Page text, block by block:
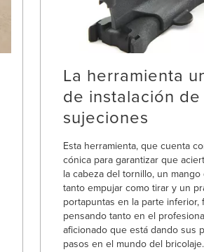
La herramienta
de instalación de
sujeciones
Esta herramienta, que cuenta
cónica para garantizar que
la cabeza del tornillo, un
tanto empujar como tirar y un
portapuntas en la parte inferior,
pensando tanto en el
aficionado que está dando sus
pasos en el mundo del bricolaje.